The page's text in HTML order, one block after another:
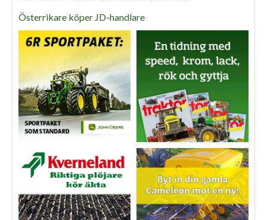
Österrikare köper JD-handlare